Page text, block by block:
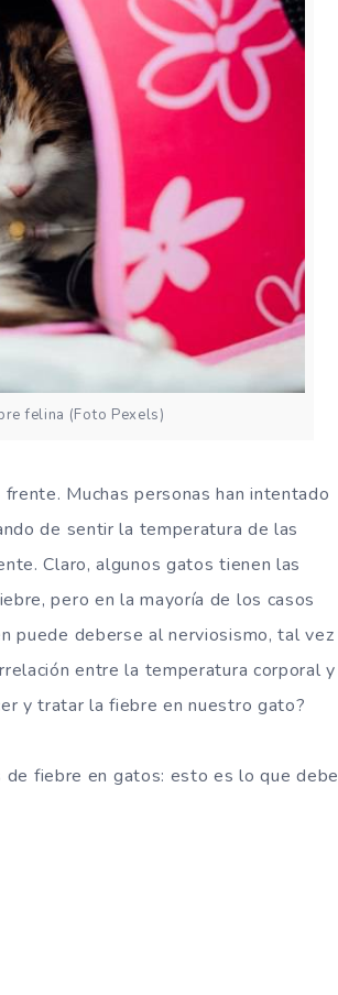
felina (Foto Pexels)
Muchas personas han intentado
de sentir la temperatura de las
Claro, algunos gatos tienen las
pero en la mayoría de los casos
puede deberse al nerviosismo, tal vez
entre la temperatura corporal y
y tratar la fiebre en nuestro gato?
de fiebre en gatos: esto es lo que debe